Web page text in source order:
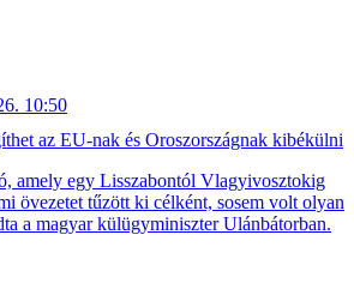
10:50
az EU-nak és Oroszországnak kibékülni
amely egy Lisszabontól Vlagyivosztokig
övezetet tűzött ki célként, sosem volt olyan
a magyar külügyminiszter Ulánbátorban.